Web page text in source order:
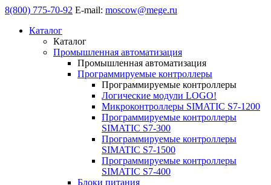
8(800) 775-70-92 E-mail: moscow@mege.ru
Каталог
Каталог
Промышленная автоматизация
Промышленная автоматизация
Программируемые контроллеры
Программируемые контроллеры
Логические модули LOGO!
Микроконтроллеры SIMATIC S7-1200
Программируемые контроллеры
SIMATIC S7-300
Программируемые контроллеры
SIMATIC S7-1500
Программируемые контроллеры
SIMATIC S7-400
Блоки питания